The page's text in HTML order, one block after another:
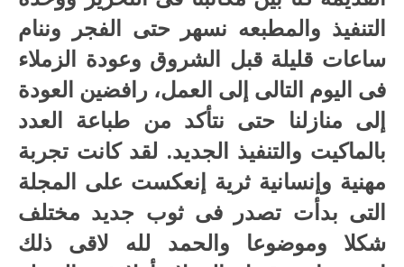
التنفيذ والمطبعه نسهر حتى الفجر وننام
ساعات قليلة قبل الشروق وعودة الزملاء
فى اليوم التالى إلى العمل، رافضين العودة
إلى منازلنا حتى نتأكد من طباعة العدد
بالماكيت والتنفيذ الجديد. لقد كانت تجربة
مهنية وإنسانية ثرية إنعكست على المجلة
التى بدأت تصدر فى ثوب جديد مختلف
شكلا وموضوعا والحمد لله لاقى ذلك